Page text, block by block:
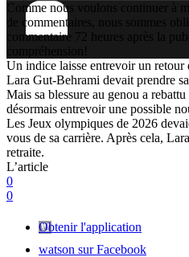
Comme nous voulons continuer à
de commentaires, nous sommes
commentaire 72 heures après la
compréhension!
Un indice laisse entrevoir un
Lara Gut-Behrami devait prendre
Mais sa blessure au genou a
désormais entrevoir une possible
Les Jeux olympiques de 2026
vous de sa carrière. Après cela,
retraite.
L’article
0
0
Obtenir l'application
watson sur Facebook